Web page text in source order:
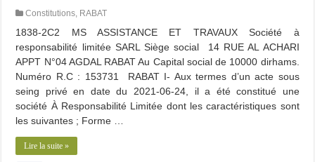
Constitutions, RABAT
1838-2C2 MS ASSISTANCE ET TRAVAUX Société à
responsabilité limitée SARL Siège social 14 RUE AL ACHARI
APPT N°04 AGDAL RABAT Au Capital social de 10000 dirhams.
Numéro R.C : 153731 RABAT I- Aux termes d’un acte sous
seing privé en date du 2021-06-24, il a été constitué une
société À Responsabilité Limitée dont les caractéristiques sont
les suivantes ; Forme …
Lire la suite »